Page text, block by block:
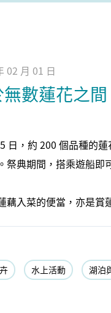
02 月 01 日
數蓮花之間
日，約 200 個品種的
祭典期間，搭乘遊船即
藕入菜的便當，亦是賞
水上活動 湖泊